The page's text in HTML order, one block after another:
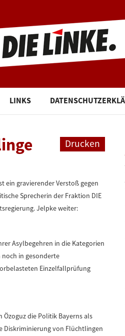
LINKS
Drucken
ein gravierender Verstoß gegen
Sprecherin der Fraktion DIE
Jelpke weiter:
Asylbegehren in die Kategorien
noch in gesonderte
Einzelfallprüfung
die Politik Bayerns als
Diskriminierung von Flüchtlingen